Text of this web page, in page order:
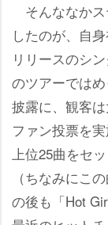
そんななかス
したのが、自
リリースのシ
のツアーでは
披露に、観客
ファン投票を
上位25曲をセ
（ちなみにこ
の後も「Hot